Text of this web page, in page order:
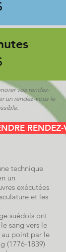
vos rendez-
un rendez-vous le
RENDEZ-
technique
un
exécutées
et les
suédois ont
sang vers le
point par le
(1776-1839)